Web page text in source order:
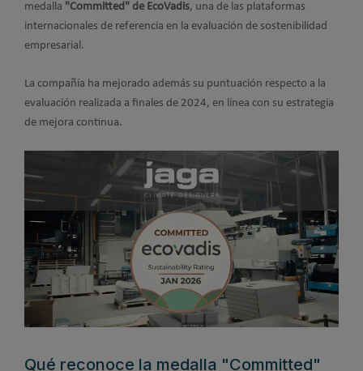
medalla "Committed" de EcoVadis, una de las plataformas
internacionales de referencia en la evaluación de sostenibilidad
empresarial.
La compañía ha mejorado además su puntuación respecto a la
evaluación realizada a finales de 2024, en línea con su estrategia
de mejora continua.
Qué reconoce la medalla "Committed"